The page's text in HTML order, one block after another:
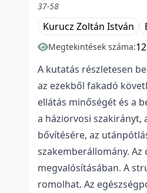
37-58
Kurucz Zoltán István
Megtekintések száma:12
A kutatás részletesen
az ezekből fakadó
ellátás minőségét és a
a háziorvosi szakirányt,
bővítésére, az
szakemberállomány.
megvalósításában. A
romolhat. Az